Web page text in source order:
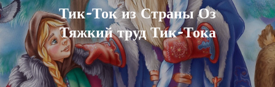
Тик-Ток из Страны Оз
Тяжкий труд Тик-Тока